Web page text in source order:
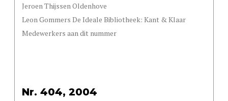
Jeroen Thijssen Oldenhove
Leon Gommers De Ideale Bibliotheek: Kant & Klaar
Medewerkers aan dit nummer
Nr. 404, 2004